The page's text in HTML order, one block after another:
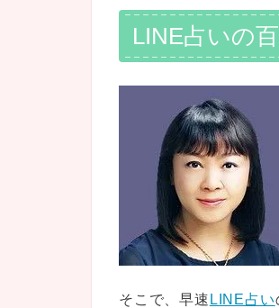
LINE占いの
そこで、早速 LINE占い